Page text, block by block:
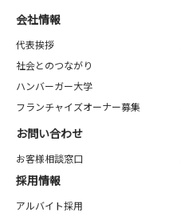
会社情報
代表挨拶
社会とのつながり
ハンバーガー大学
フランチャイズオーナー募集
お問い合わせ
お客様相談窓口
採用情報
アルバイト採用